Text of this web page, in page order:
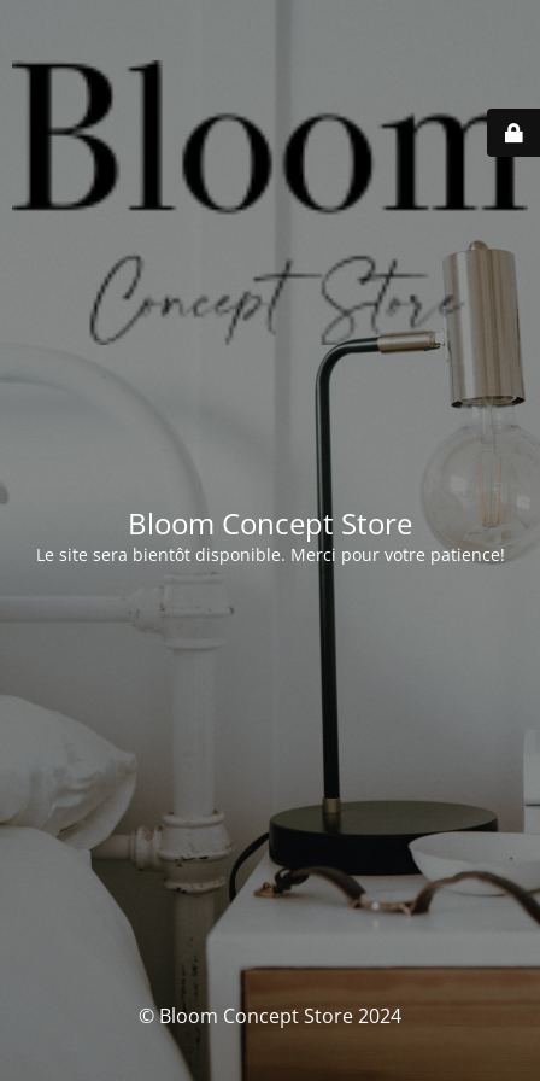
Bloom Concept Store
Le site sera bientôt disponible. Merci pour votre patience!
© Bloom Concept Store 2024